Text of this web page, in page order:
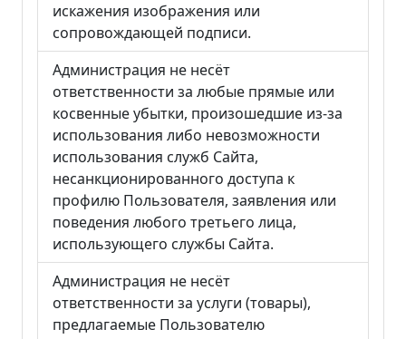
искажения изображения или
сопровождающей подписи.
Администрация не несёт
ответственности за любые прямые или
косвенные убытки, произошедшие из-за
использования либо невозможности
использования служб Сайта,
несанкционированного доступа к
профилю Пользователя, заявления или
поведения любого третьего лица,
использующего службы Сайта.
Администрация не несёт
ответственности за услуги (товары),
предлагаемые Пользователю